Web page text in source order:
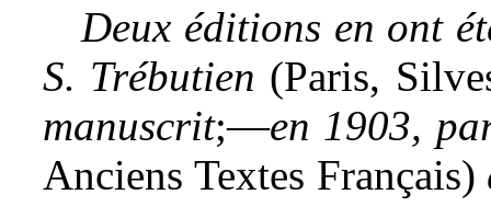
Deux éditions en ont
S. Trébutien (Paris,
manuscrit;—en 1903,
Anciens Textes Français)